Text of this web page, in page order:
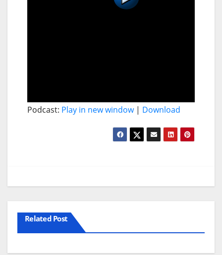
Podcast: Play in new window| Download
Related Post